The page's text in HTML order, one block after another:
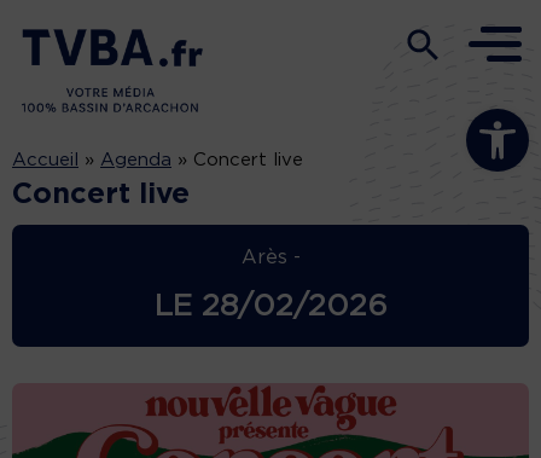
Ouvrir la
Accueil » Agenda » Concert live
Concert live
Arès -
LE 28/02/2026